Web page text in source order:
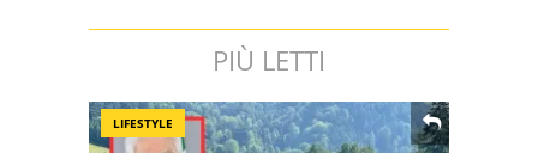
PIÙ LETTI
LIFESTYLE